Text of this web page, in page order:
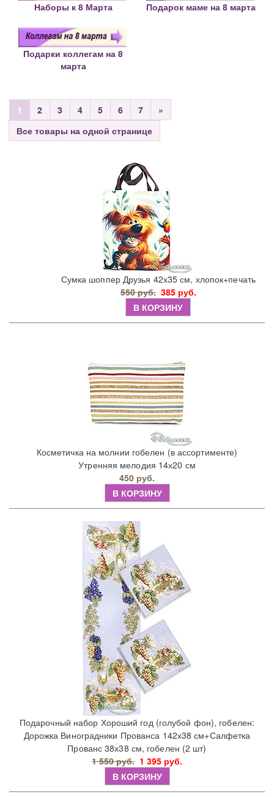
Наборы к 8 Марта Подарок маме на 8 марта
Подарки коллегам на 8
марта
1 2 3 4 5 6 7
»
Все товары на одной странице
Сумка шоппер Друзья 42х35 см, хлопок+печать
550 руб. 385 руб.
В КОРЗИНУ
Косметичка на молнии гобелен (в ассортименте)
Утренняя мелодия 14х20 см
450 руб.
В КОРЗИНУ
Подарочный набор Хороший год (голубой фон), гобелен:
Дорожка Виноградники Прованса 142х38 см+Салфетка
Прованс 38х38 см, гобелен (2 шт)
1 550 руб. 1 395 руб.
В КОРЗИНУ